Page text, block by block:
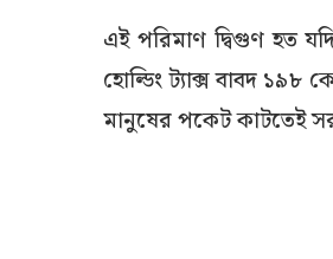
এই পরিমাণ দ্বিগুণ হত
হোল্ডিং ট্যাক্স বাবদ
মানুষের পকেট কাটতেই